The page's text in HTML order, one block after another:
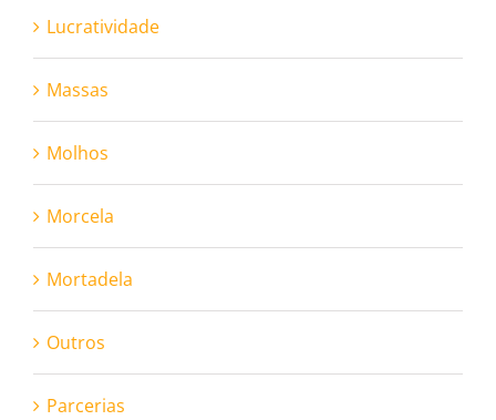
Lucratividade
Massas
Molhos
Morcela
Mortadela
Outros
Parcerias